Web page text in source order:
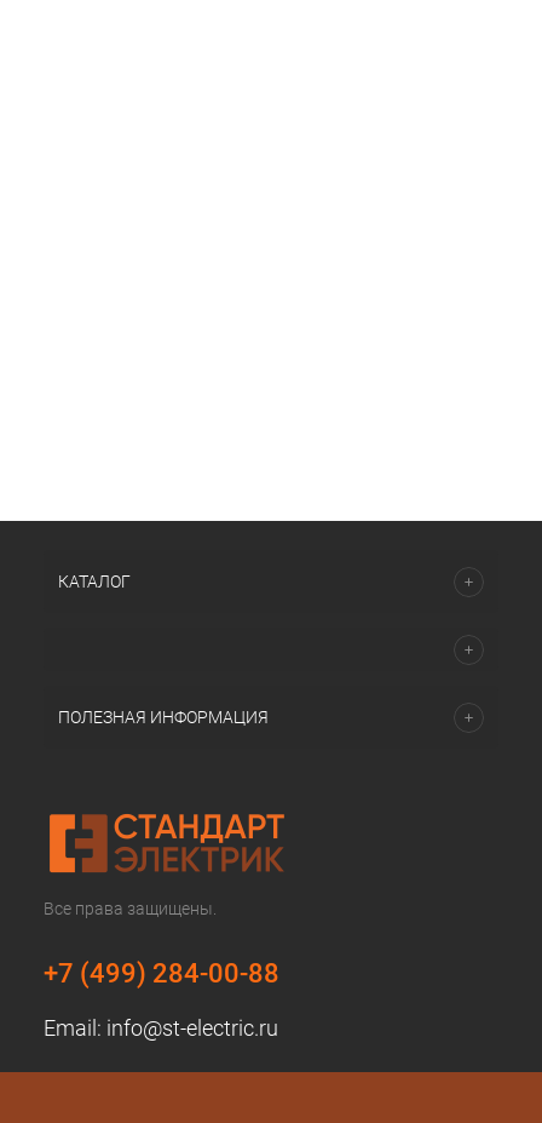
КАТАЛОГ
ПОЛЕЗНАЯ ИНФОРМАЦИЯ
Все права защищены.
+7 (499) 284-00-88
Email: info@st-electric.ru